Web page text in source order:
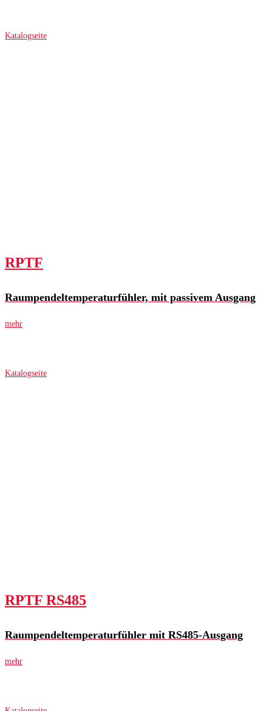
Katalogseite
RPTF
Raumpendeltemperaturfühler, mit passivem Ausgang
mehr
Katalogseite
RPTF RS485
Raumpendeltemperaturfühler mit RS485-Ausgang
mehr